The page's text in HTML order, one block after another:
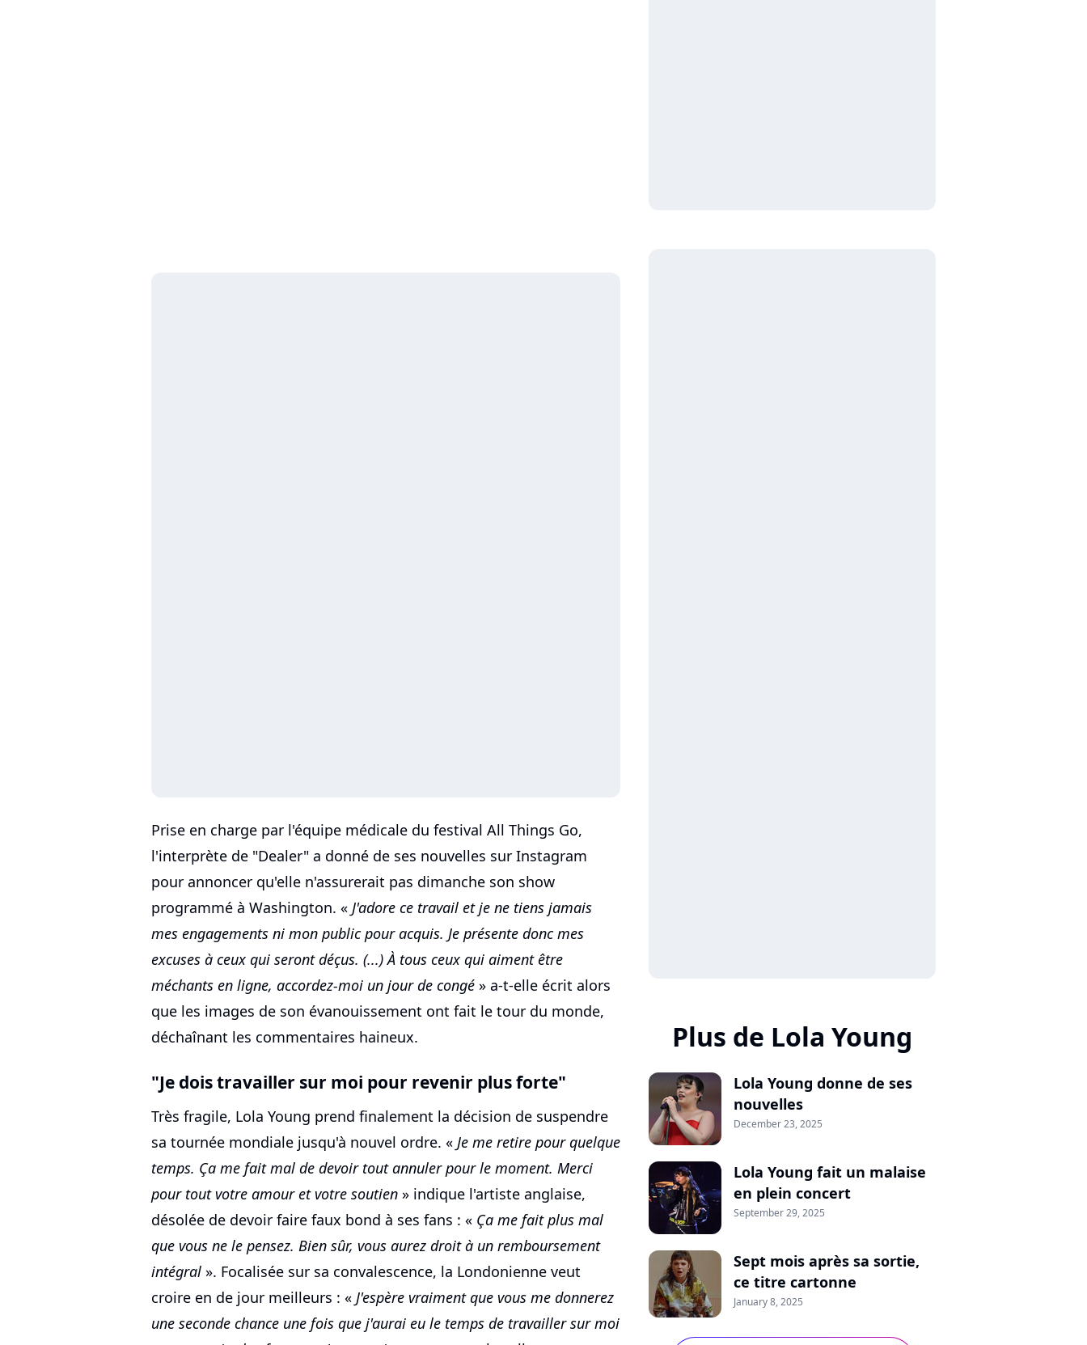
Prise en charge par l'équipe médicale du festival All Things Go,
l'interprète de "Dealer" a donné de ses nouvelles sur Instagram
pour annoncer qu'elle n'assurerait pas dimanche son show
programmé à Washington. « J'adore ce travail et je ne tiens jamais
mes engagements ni mon public pour acquis. Je présente donc mes
excuses à ceux qui seront déçus. (...) À tous ceux qui aiment être
méchants en ligne, accordez-moi un jour de congé » a-t-elle écrit alors
que les images de son évanouissement ont fait le tour du monde,
déchaînant les commentaires haineux.
"Je dois travailler sur moi pour revenir plus forte"
Très fragile, Lola Young prend finalement la décision de suspendre
sa tournée mondiale jusqu'à nouvel ordre. « Je me retire pour quelque
temps. Ça me fait mal de devoir tout annuler pour le moment. Merci
pour tout votre amour et votre soutien » indique l'artiste anglaise,
désolée de devoir faire faux bond à ses fans : « Ça me fait plus mal
que vous ne le pensez. Bien sûr, vous aurez droit à un remboursement
intégral ». Focalisée sur sa convalescence, la Londonienne veut
croire en de jour meilleurs : « J'espère vraiment que vous me donnerez
une seconde chance une fois que j'aurai eu le temps de travailler sur moi
Plus de Lola Young
Lola Young donne de ses
nouvelles
December 23, 2025
Lola Young fait un malaise
en plein concert
September 29, 2025
Sept mois après sa sortie,
ce titre cartonne
January 8, 2025